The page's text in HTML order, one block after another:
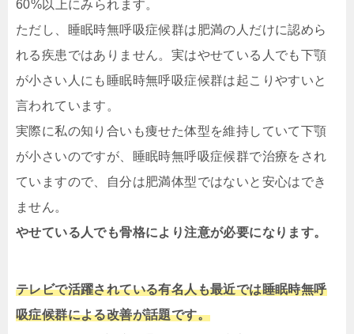
60%以上にみられます。
ただし、睡眠時無呼吸症候群は肥満の人だけに認めら
れる疾患ではありません。実はやせている人でも下顎
が小さい人にも睡眠時無呼吸症候群は起こりやすいと
言われています。
実際に私の知り合いも痩せた体型を維持していて下顎
が小さいのですが、睡眠時無呼吸症候群で治療をされ
ていますので、自分は肥満体型ではないと安心はでき
ません。
やせている人でも骨格により注意が必要になります。
テレビで活躍されている有名人も最近では睡眠時無呼
吸症候群による改善が話題です。